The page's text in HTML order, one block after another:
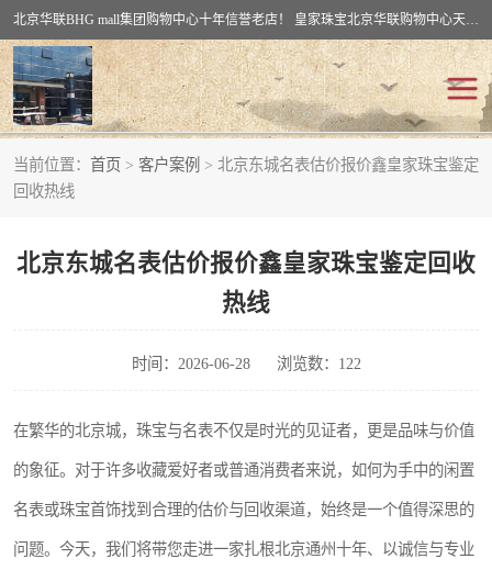
北京华联BHG mall集团购物中心十年信誉老店！ 皇家珠宝北京华联购物中心天时名苑店竭诚欢迎您。 北京市通州区（八通线）通州北苑地铁华联购物中心一层皇家珠宝 北京皇家珠宝通州黄金回收黄金首饰加工店（八通线: 通州北苑地铁华联店）：通州区通州北苑地铁华联购物中心一层皇家珠宝。
当前位置： 首页 > 客户案例 > 北京东城名表估价报价鑫皇家珠宝鉴定
回收热线
北京东城名表估价报价鑫皇家珠宝鉴定回收
热线
时间：2026-06-28 浏览数：122
在繁华的北京城，珠宝与名表不仅是时光的见证者，更是品味与价值
的象征。对于许多收藏爱好者或普通消费者来说，如何为手中的闲置
名表或珠宝首饰找到合理的估价与回收渠道，始终是一个值得深思的
问题。今天，我们将带您走进一家扎根北京通州十年、以诚信与专业
回收黄金
回收钯金 回收钻石